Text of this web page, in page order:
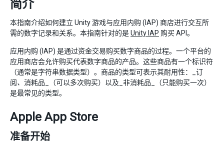
简介
本指南介绍如何建立 Unity 游戏与应用内购 (IAP) 商店进行交互所
需的数字记录和关系。本指南针对的是Unity IAP 购买 API。
应用内购 (IAP) 是通过资金交易购买数字商品的过程。一个平台的
应用商店会允许购买代表数字商品的产品。这些商品有一个标识符
（通常是字符串数据类型）。商品的类型可表示其耐用性：_订
阅、 消耗品_（可以多次购买）以及_非消耗品_（只能购买一次）
是最常见的类型。
Apple App Store
准备开始